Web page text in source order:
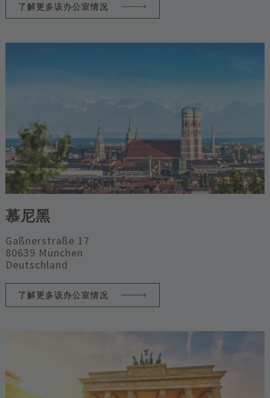
了解更多该办公室情况
慕尼黑
G​a​ßnerstraße 17
80639 M​ü​nchen
D​eutschland
了解更多该办公室情况